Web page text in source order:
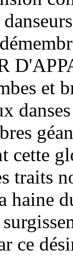
et
cette
traits
haine
ce